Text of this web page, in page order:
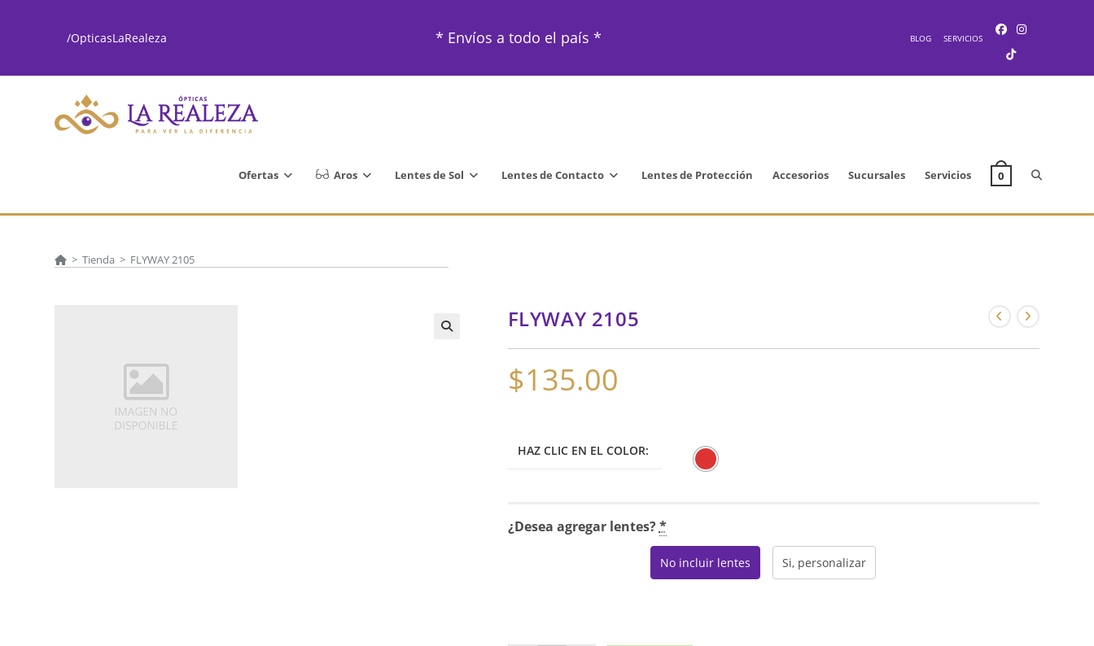
/OpticasLaRealeza * Envíos a todo el país * BLOG SERVICIOS
Ofertas Aros Lentes de Sol Lentes de Contacto Lentes de Protección Accesorios Sucursales Servicios 0 Alternar
la
> Tienda > FLYWAY 2105
FLYWAY 2105
$135.00
HAZ CLIC EN EL COLOR:
¿Desea agregar lentes?*
No incluir lentes Si, personalizar